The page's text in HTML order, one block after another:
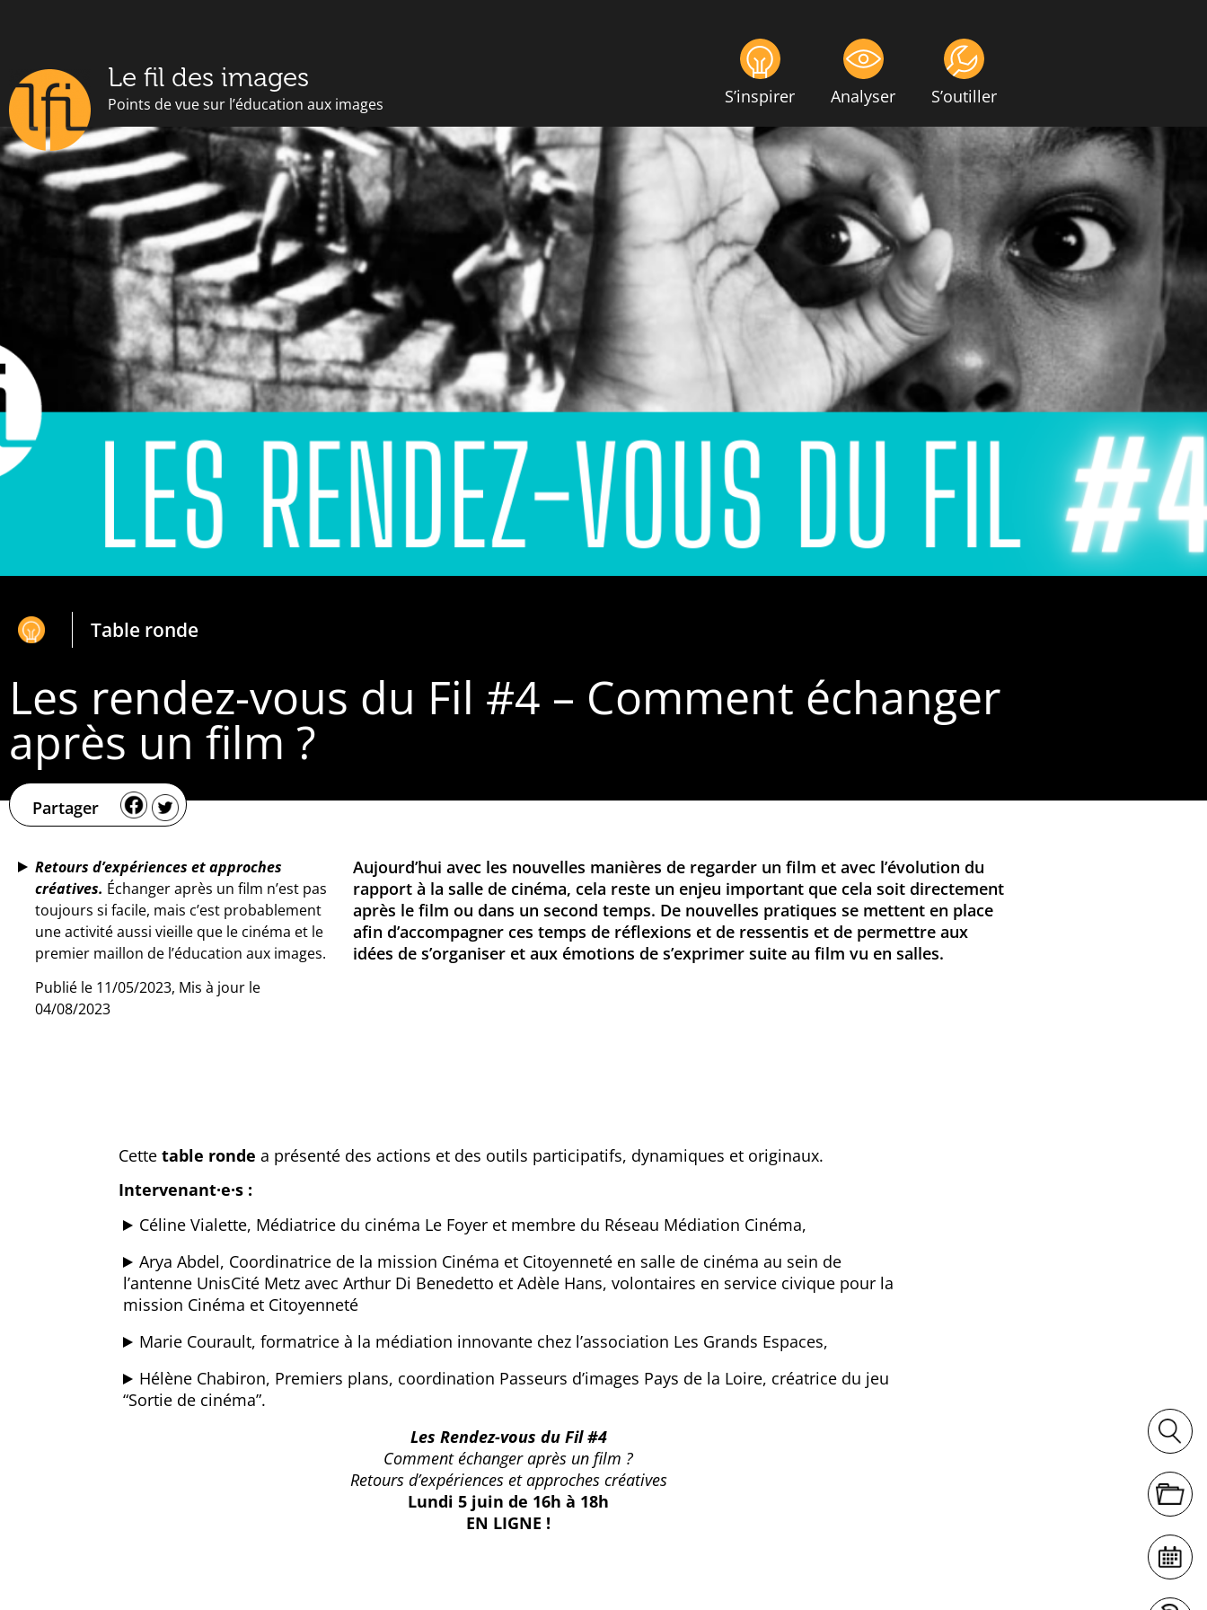
Le fil des images
Points de vue sur l’éducation aux images S’inspirer Analyser S’outiller
Table ronde
Les rendez-vous du Fil #4 – Comment échanger
après un film ?
Partager
Retours d’expériences et approches
créatives. Échanger après un film n’est pas
toujours si facile, mais c’est probablement
une activité aussi vieille que le cinéma et le
premier maillon de l’éducation aux images.
Publié le 11/05/2023, Mis à jour le
04/08/2023
Aujourd’hui avec les nouvelles manières de regarder un film et avec l’évolution du
rapport à la salle de cinéma, cela reste un enjeu important que cela soit directement
après le film ou dans un second temps. De nouvelles pratiques se mettent en place
afin d’accompagner ces temps de réflexions et de ressentis et de permettre aux
idées de s’organiser et aux émotions de s’exprimer suite au film vu en salles.
Cette table ronde a présenté des actions et des outils participatifs, dynamiques et originaux.
Intervenant·e·s :
Céline Vialette, Médiatrice du cinéma Le Foyer et membre du Réseau Médiation Cinéma,
Arya Abdel, Coordinatrice de la mission Cinéma et Citoyenneté en salle de cinéma au sein de
l’antenne UnisCité Metz avec Arthur Di Benedetto et Adèle Hans, volontaires en service civique pour la
mission Cinéma et Citoyenneté
Marie Courault, formatrice à la médiation innovante chez l’association Les Grands Espaces,
Hélène Chabiron, Premiers plans, coordination Passeurs d’images Pays de la Loire, créatrice du jeu
“Sortie de cinéma”.
Les Rendez-vous du Fil #4
Comment échanger après un film ?
Retours d’expériences et approches créatives
Lundi 5 juin de 16h à 18h
EN LIGNE !